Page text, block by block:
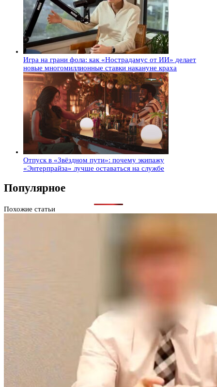
Игра на грани фола: как «Нострадамус от ИИ» делает
новые многомиллионные ставки накануне краха
Отпуск в «Звёздном пути»: почему экипажу
«Энтерпрайза» лучше оставаться на службе
Популярное
Похожие статьи